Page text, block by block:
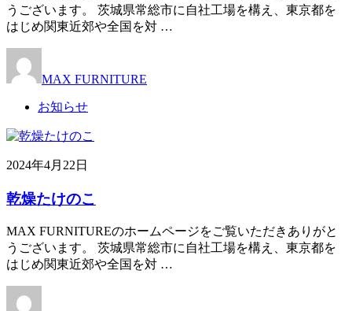
うございます。 茨城県常総市に自社工場を構え、東京都を
はじめ関東近郊や全国を対 …
MAX FURNITURE
お知らせ
2024年4月22日
乾燥たけのこ
MAX FURNITUREのホームページをご覧いただきありがと
うございます。 茨城県常総市に自社工場を構え、東京都を
はじめ関東近郊や全国を対 …